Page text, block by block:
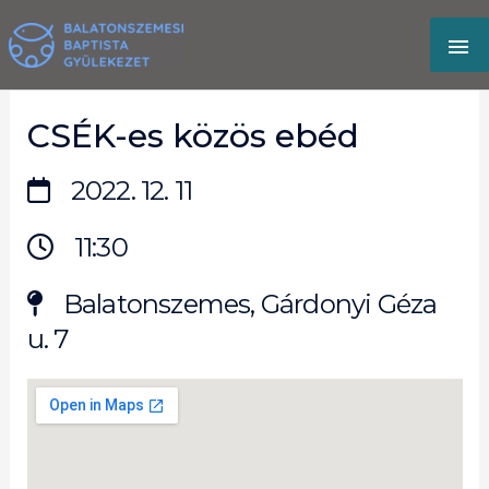
to
content
CSÉK-es közös ebéd
2022. 12. 11
11:30
Balatonszemes, Gárdonyi Géza
u. 7